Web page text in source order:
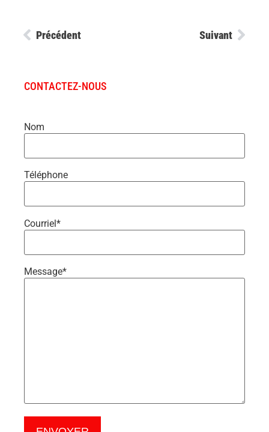
Précédent Suivant
CONTACTEZ-NOUS
Nom
Téléphone
Courriel*
Message*